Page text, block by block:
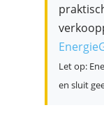
Let op:
en sluit